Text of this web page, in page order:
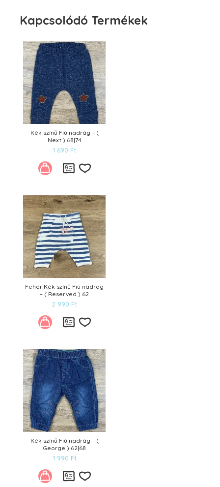
Kapcsolódó Termékek
Kék színű Fiú nadrág – (
Next ) 68|74
1 690 Ft
Kívánságlistára
Fehér|Kék színű Fiú nadrág
– ( Reserved ) 62
2 990 Ft
Kívánságlistára
Kék színű Fiú nadrág – (
George ) 62|68
1 990 Ft